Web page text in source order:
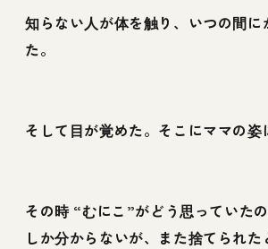
知らない人が体を触り、いつの間に
た。
そして目が覚めた。そこにママの姿
その時 “むにこ”がどう思っていた
しか分からないが、また捨てられ